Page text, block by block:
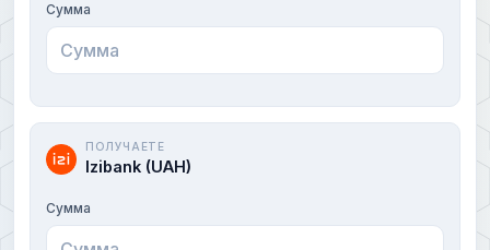
Сумма
ПОЛУЧАЕТЕ
Izibank (UAH)
Сумма